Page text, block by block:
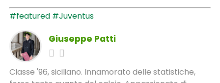
#featured #Juventus
Giuseppe Patti
Classe '96, siciliano. Innamorato delle statistiche,